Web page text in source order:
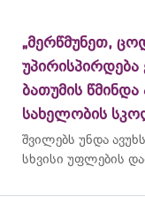
„მერწმუნეთ,
ბათუმის
სახელობის
შვილებს უნდა
სხვისი უფლების